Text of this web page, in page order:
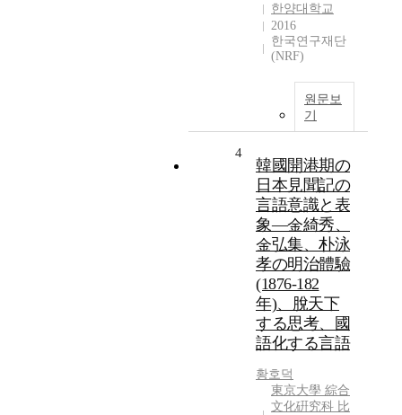
한양대학교
2016
한국연구재단
(NRF)
원문보
기
4
韓國開港期の
日本見聞記の
言語意識と表
象―金綺秀、
金弘集、朴泳
孝の明治體驗
(1876-182
年)、脫天下
する思考、國
語化する言語
황호덕
東京大學 綜合
文化硏究科 比